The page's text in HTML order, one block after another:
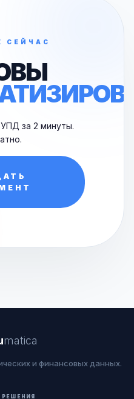
СЕЙЧАС
за 2 минуты.
matica
и финансовых данных.
РЕШЕНИЯ